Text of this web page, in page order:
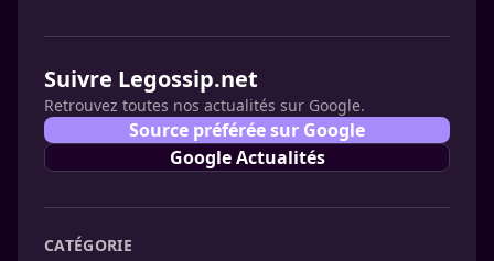
Suivre Legossip.net
Retrouvez toutes nos actualités sur Google.
Source préférée sur Google
Google Actualités
CATÉGORIE